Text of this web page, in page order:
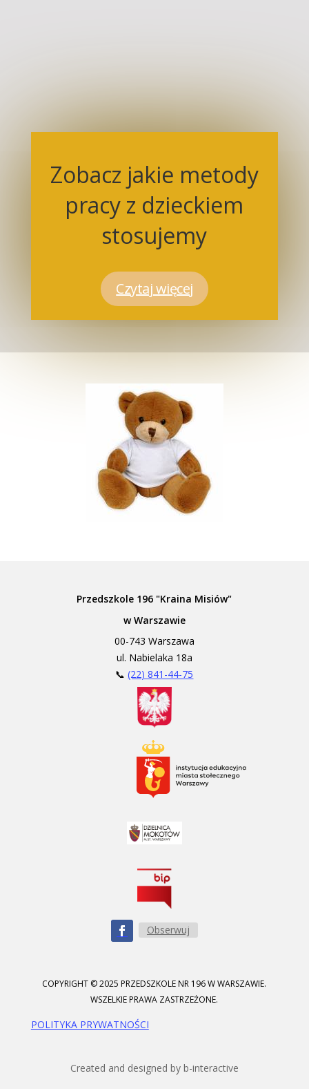
Zobacz jakie metody
pracy z dzieckiem
stosujemy
Czytaj więcej
Przedszkole 196 "Kraina Misiów"
w Warszawie
00-743 Warszawa
ul. Nabielaka 18a
📞(22) 841-44-75
Obserwuj
COPYRIGHT © 2025 PRZEDSZKOLE NR 196 W WARSZAWIE.
WSZELKIE PRAWA ZASTRZEŻONE.
POLITYKA PRYWATNOŚCI
Created and designed by b-interactive